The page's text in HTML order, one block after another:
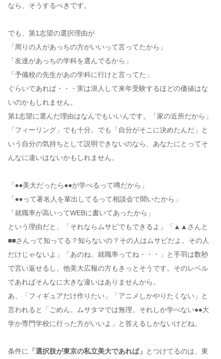
なら、そうするべきです。
でも、第1志望の選択理由が
「周りの人があっちの方がいいって言ってたから」
「友達があっちの学科を選んでるから」
「予備校の先生があの学科に行けと言ってた」
ぐらいであれば・・・実は浪人して来年受験するほどの価値はな
いのかもしれません。
第1志望に選んだ理由はなんでもいいんです。「家の近所だから」
「フィーリング」でも十分。でも「自分がそこに決めたんだ」と
いう自分の気持ちとして説明できないのなら、あなたにとってそ
んなに違いはないかもしれません。
「●●美大だったら●●が学べるって噂だから」
「●●って著名人を輩出してるって相談会で聞いたから」
「就職率が高いってWEBに書いてあったから」
という理由だと、「それならムサビでもできるよ」「▲▲さんと
■■さんって知ってる？知らないの？その人はムサビだよ。その人
だけじゃないよ」「あのね、就職率ってね・・・」と手羽は数秒
で言い返せるし、他美大広報の方もきっとそうです。そのレベル
であればそんなに大きな違いはありませんから。
あ、「フィギュアだけ作りたい」「アニメしかやりたくない」と
言われると「ごめん。ムサタマでは無理。それしか学べない●●大
学か専門学校に行った方がいいよ」と答えるしかないけどね。
条件に 「選択肢が東京の私立美大であれば」 とつけてるのは、東